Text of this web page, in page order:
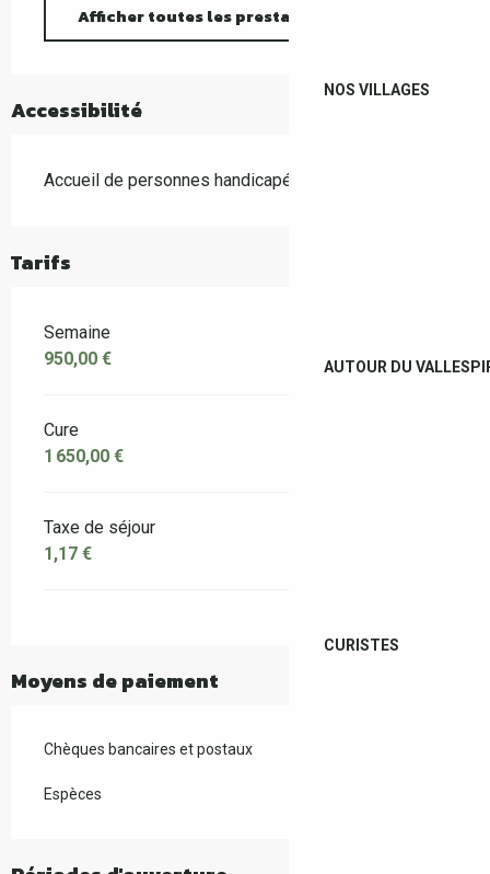
NOS VILLAGES
AUTOUR DU
CURISTES
Afficher toutes les prestations
Accessibilité
Accueil de personnes handicapées
Tarifs
Semaine
950,00 €
Cure
1 650,00 €
Taxe de séjour
1,17 €
Moyens de paiement
Chèques bancaires et postaux
Espèces